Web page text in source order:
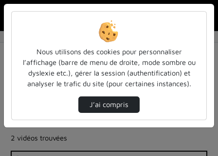
Résultats de la recherche
Filtres actifs (cliquer pour en retirer) :
Français
colloques-et-conferences
entendu-des-confs-a-ecouter
universite-de-lorraine
universite-de-lorraine
entendu-des-confs-a-ecouter
inspe-de-lorraine
2 vidéos trouvées
Nous utilisons des cookies pour personnaliser
l’affichage (barre de menu de droite, mode sombre ou
dyslexie etc.), gérer la session (authentification) et
analyser le trafic du site (pour certaines instances).
J’ai compris